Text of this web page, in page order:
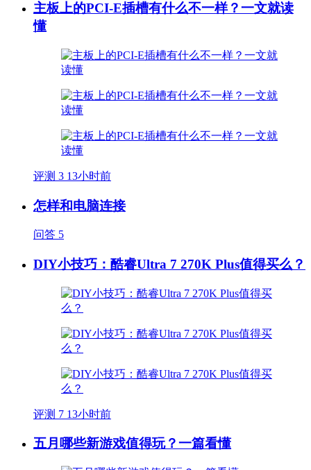
主板上的PCI-E插槽有什么不一样？一文就读
懂
评测 3 13小时前
怎样和电脑连接
问答 5
DIY小技巧：酷睿Ultra 7 270K Plus值得买么？
评测 7 13小时前
五月哪些新游戏值得玩？一篇看懂